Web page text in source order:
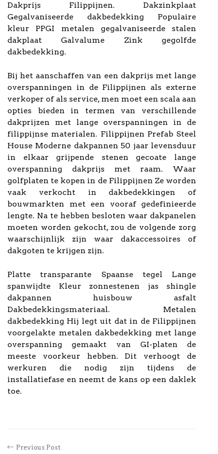
Dakprijs Filippijnen. Dakzinkplaat
Gegalvaniseerde dakbedekking Populaire
kleur PPGI metalen gegalvaniseerde stalen
dakplaat Galvalume Zink gegolfde
dakbedekking.
Bij het aanschaffen van een dakprijs met lange
overspanningen in de Filippijnen als externe
verkoper of als service, men moet een scala aan
opties bieden in termen van verschillende
dakprijzen met lange overspanningen in de
filippijnse materialen. Filippijnen Prefab Steel
House Moderne dakpannen 50 jaar levensduur
in elkaar grijpende stenen gecoate lange
overspanning dakprijs met raam. Waar
golfplaten te kopen in de Filippijnen Ze worden
vaak verkocht in dakbedekkingen of
bouwmarkten met een vooraf gedefinieerde
lengte. Na te hebben besloten waar dakpanelen
moeten worden gekocht, zou de volgende zorg
waarschijnlijk zijn waar dakaccessoires of
dakgoten te krijgen zijn.
Platte transparante Spaanse tegel Lange
spanwijdte Kleur zonnestenen jas shingle
dakpannen huisbouw asfalt
Dakbedekkingsmateriaal. Metalen
dakbedekking Hij legt uit dat in de Filippijnen
voorgelakte metalen dakbedekking met lange
overspanning gemaakt van GI-platen de
meeste voorkeur hebben. Dit verhoogt de
werkuren die nodig zijn tijdens de
installatiefase en neemt de kans op een daklek
toe.
Previous Post